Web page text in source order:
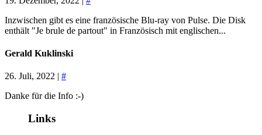
Inzwischen gibt es eine französische Blu-ray von Pulse. Die Disk
enthält "Je brule de partout" in Französisch mit englischen...
Gerald Kuklinski
26. Juli, 2022 | #
Danke für die Info :-)
Links